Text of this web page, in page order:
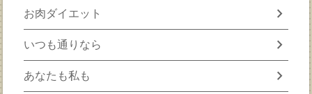
お肉ダイエット chevron_right
いつも通りなら chevron_right
あなたも私も chevron_right